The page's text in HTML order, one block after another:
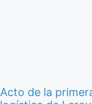
Acto de la